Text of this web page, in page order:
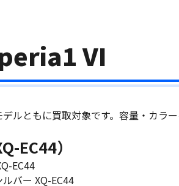
VI
ルともに買取対象です。容量・カラ
EC44）
EC44
バー XQ-EC44